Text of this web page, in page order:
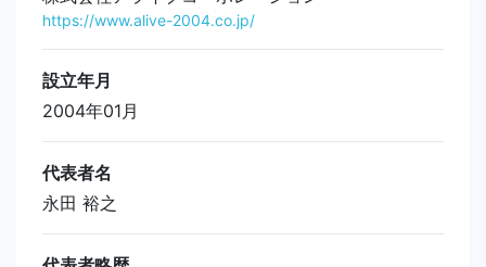
https://www.alive-2004.co.jp/
設立年月
2004年01月
代表者名
永田 裕之